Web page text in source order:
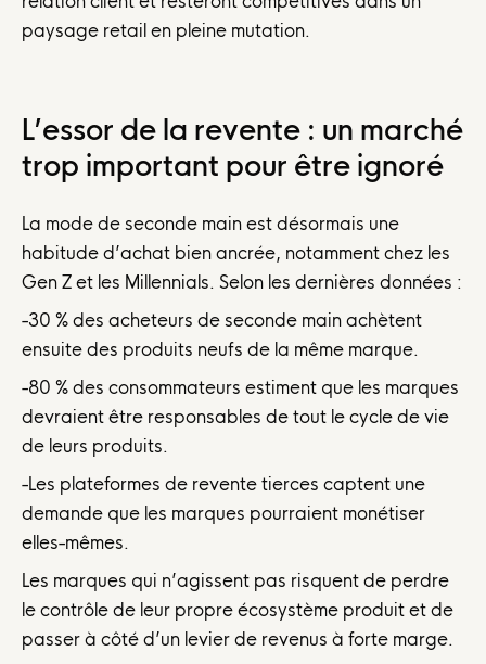
paysage retail en pleine mutation.
L’essor de la revente : un marché
trop important pour être ignoré
La mode de seconde main est désormais une
habitude d’achat bien ancrée, notamment chez les
Gen Z et les Millennials. Selon les dernières données :
-30 % des acheteurs de seconde main achètent
ensuite des produits neufs de la même marque.
-80 % des consommateurs estiment que les marques
devraient être responsables de tout le cycle de vie
de leurs produits.
-Les plateformes de revente tierces captent une
demande que les marques pourraient monétiser
elles-mêmes.
Les marques qui n’agissent pas risquent de perdre
le contrôle de leur propre écosystème produit et de
passer à côté d’un levier de revenus à forte marge.